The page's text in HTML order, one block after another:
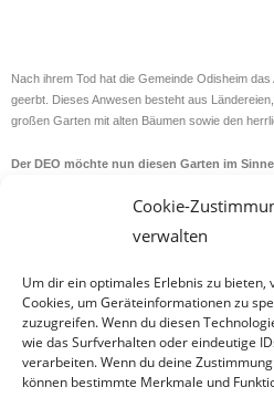
Cookie-
verwalten
Um dir ein optimales Erlebnis zu bieten,
Cookies, um Geräteinformationen zu
zuzugreifen. Wenn du diesen
wie das Surfverhalten oder eindeutige
verarbeiten. Wenn du deine
können bestimmte Merkmale und
Nach ihrem Tod hat die Gemeinde Odisheim
geerbt. Dieses Anwesen besteht aus
großen Garten mit alten Bäumen sowie den
Der DEO möchte nun diesen Garten im
Home
Gelände Patenschaften